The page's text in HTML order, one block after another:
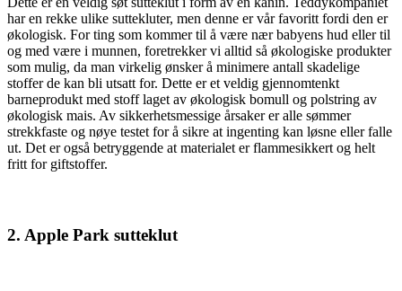
har en rekke ulike suttekluter, men denne er vår favoritt fordi den er
økologisk. For ting som kommer til å være nær babyens hud eller til
og med være i munnen, foretrekker vi alltid så økologiske produkter
som mulig, da man virkelig ønsker å minimere antall skadelige
stoffer de kan bli utsatt for. Dette er et veldig gjennomtenkt
barneprodukt med stoff laget av økologisk bomull og polstring av
økologisk mais. Av sikkerhetsmessige årsaker er alle sømmer
strekkfaste og nøye testet for å sikre at ingenting kan løsne eller falle
ut. Det er også betryggende at materialet er flammesikkert og helt
fritt for giftstoffer.
2. Apple Park sutteklut